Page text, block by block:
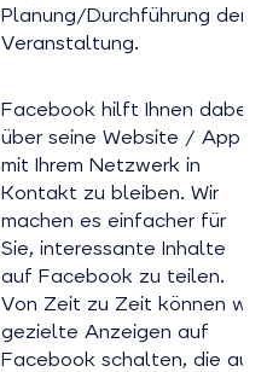
Planung/Durchführung der
Veranstaltung.
Facebook hilft Ihnen dabei,
über seine Website / App
mit Ihrem Netzwerk in
Kontakt zu bleiben. Wir
machen es einfacher für
Sie, interessante Inhalte
auf Facebook zu teilen.
Von Zeit zu Zeit können wir
gezielte Anzeigen auf
Facebook schalten, die auf